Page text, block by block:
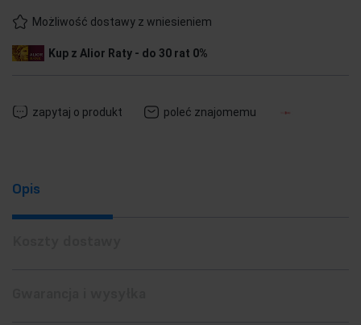
Możliwość dostawy z wniesieniem
Kup z Alior Raty - do 30 rat 0%
zapytaj o produkt poleć znajomemu
Opis